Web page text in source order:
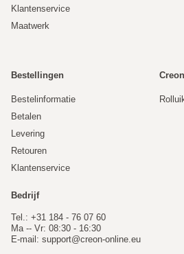
Klantenservice
Maatwerk
Bestellingen
Bestelinformatie
Betalen
Levering
Retouren
Klantenservice
Bedrijf
Tel.: +31 184 - 76 07 60
Ma -- Vr: 08:30 - 16:30
E-mail: support@creon-online.eu